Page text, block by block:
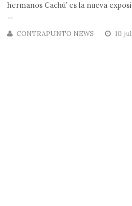
hermanos Cachú’ es la nueva
...
CONTRAPUNTO NEWS 10